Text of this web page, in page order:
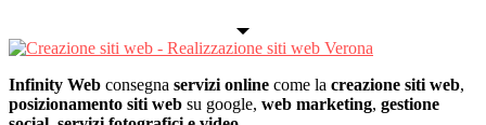
Infinity Web consegna servizi online come la creazione siti web,
posizionamento siti web su google, web marketing, gestione